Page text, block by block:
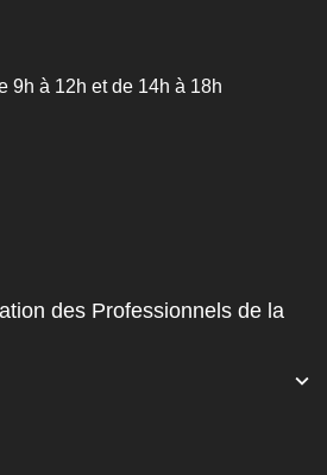
9h à 12h et de 14h à 18h
des Professionnels de la